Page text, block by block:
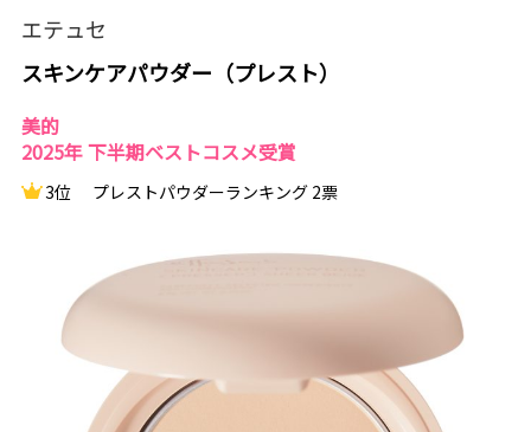
エテュセ
スキンケアパウダー（プレスト）
美的
2025年 下半期ベストコスメ受賞
3位 プレストパウダーランキング 2票